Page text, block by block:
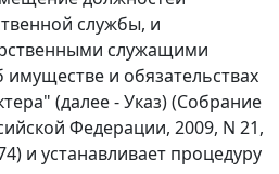
службы, и
служащими
имуществе и обязательствах
(далее - Указ) (Собрание
Федерации, 2009, N 21,
и устанавливает процедуру